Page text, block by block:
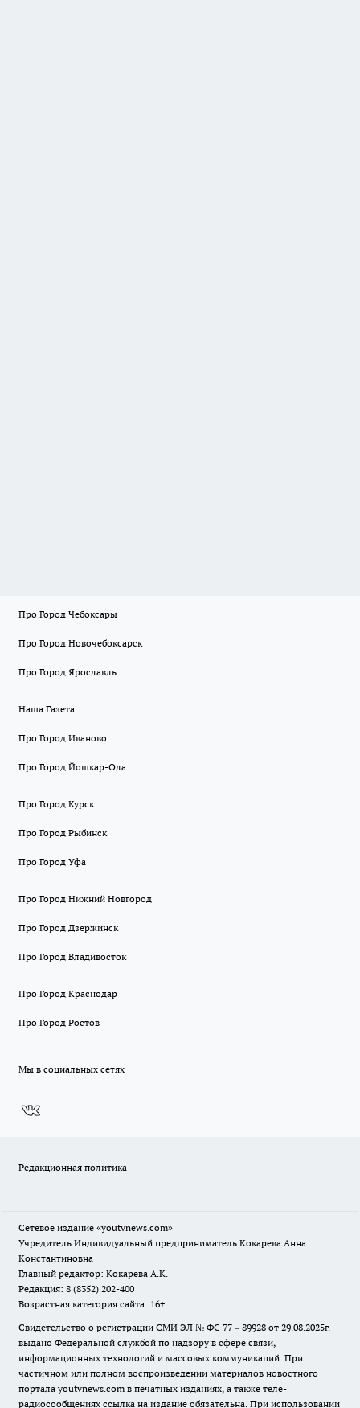
Про Город Чебоксары
Про Город Новочебоксарск
Про Город Ярославль
Наша Газета
Про Город Иваново
Про Город Йошкар-Ола
Про Город Курск
Про Город Рыбинск
Про Город Уфа
Про Город Нижний Новгород
Про Город Дзержинск
Про Город Владивосток
Про Город Краснодар
Про Город Ростов
Мы в социальных сетях
Редакционная политика
Сетевое издание «youtvnews.com»
Учредитель Индивидуальный предприниматель Кокарева Анна
Константиновна
Главный редактор: Кокарева А.К.
Редакция: 8 (8352) 202-400
Возрастная категория сайта: 16+
Свидетельство о регистрации СМИ ЭЛ № ФС 77 – 89928 от 29.08.2025г.
выдано Федеральной службой по надзору в сфере связи,
информационных технологий и массовых коммуникаций. При
частичном или полном воспроизведении материалов новостного
портала youtvnews.com в печатных изданиях, а также теле-
радиосообщениях ссылка на издание обязательна. При использовании